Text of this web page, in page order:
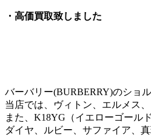
・高価買取致しました
バーバリー(BURBERRY)のショ
当店では、ヴィトン、エルメス
また、K18YG（イエローゴール
ダイヤ、ルビー、サファイア、